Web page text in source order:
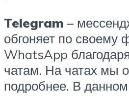
Telegram –
обгоняет по своему
WhatsApp
чатам. На чатах мы
подробнее. В